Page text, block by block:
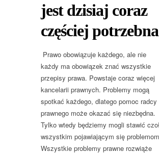
jest dzisiaj coraz
częściej
Prawo obowiązuje każdego, ale nie
każdy ma obowiązek znać wszystkie
przepisy prawa. Powstaje coraz więcej
kancelarii prawnych. Problemy mogą
spotkać każdego, dlatego pomoc radcy
prawnego może okazać się niezbędna.
Tylko wtedy będziemy mogli stawić
wszystkim pojawiającym się
Wszystkie problemy prawne rozwiąże